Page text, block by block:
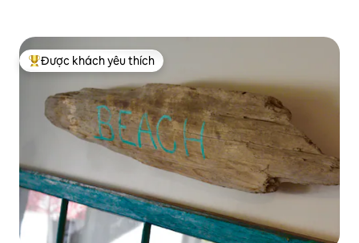
Được khách yêu thích nhất
Được khách yêu thích